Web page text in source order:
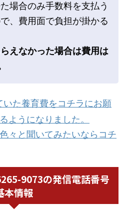
場合のみ手数料を支払う
、費用面で負担が掛かる
えなかった場合は費用は
いた養育費をコチラにお願
ようになりました。
々と聞いてみたいならコチ
9073の発信電話番号
本情報